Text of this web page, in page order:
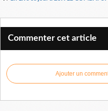
Commenter cet article
Ajouter un